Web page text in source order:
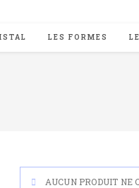
LES FORMES
AUCUN PRODUIT NE